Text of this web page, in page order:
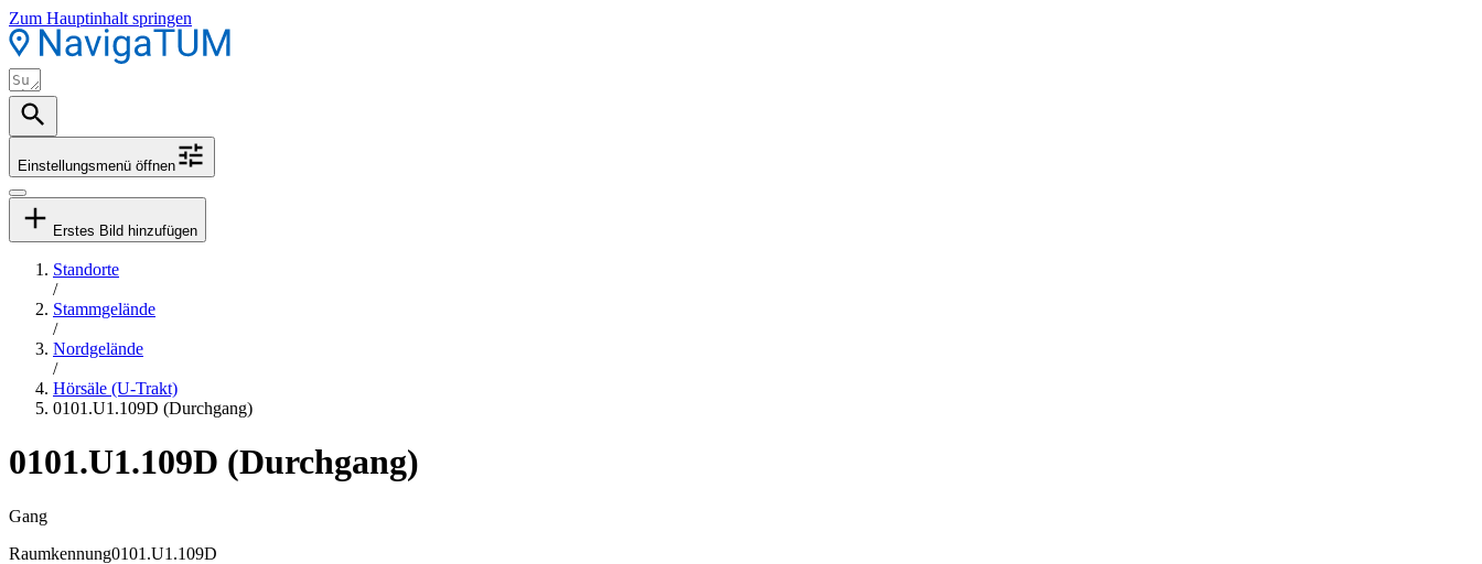
Zum Hauptinhalt springen
Einstellungsmenü öffnen
Erstes Bild hinzufügen
Standorte
/
Stammgelände
/
Nordgelände
/
Hörsäle (U-Trakt)
0101.U1.109D (Durchgang)
0101.U1.109D (Durchgang)
Gang
Raumkennung0101.U1.109D